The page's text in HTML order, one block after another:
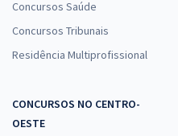
Concursos Saúde
Concursos Tribunais
Residência Multiprofissional
CONCURSOS NO CENTRO-
OESTE